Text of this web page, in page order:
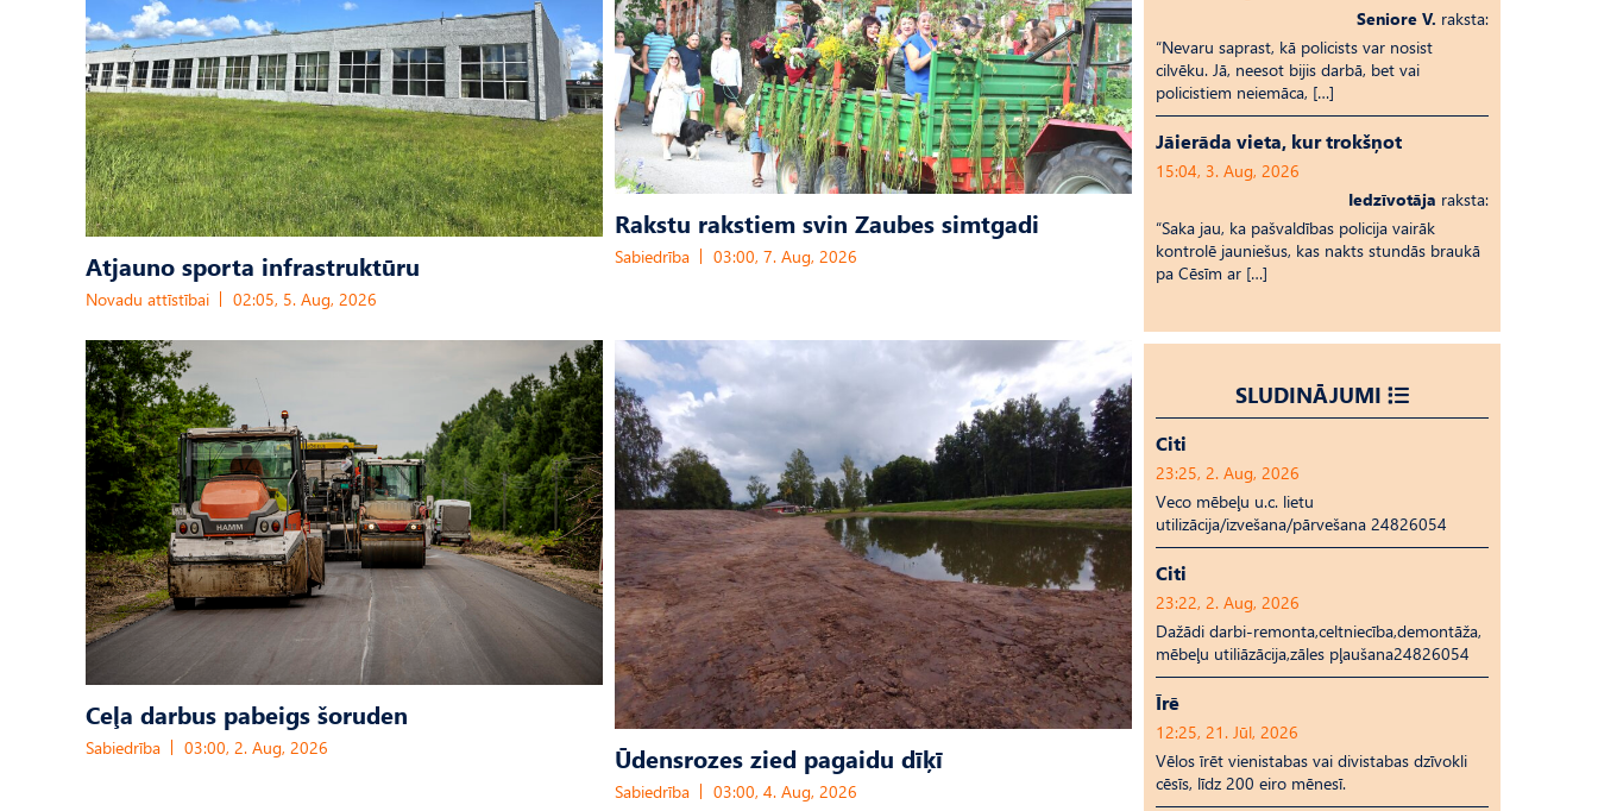
Atjauno sporta infrastruktūru
Novadu attīstībai 02:05, 5. Aug, 2026
Rakstu rakstiem svin Zaubes simtgadi
Sabiedrība 03:00, 7. Aug, 2026
Ceļa darbus pabeigs šoruden
Sabiedrība 03:00, 2. Aug, 2026 Ūdensrozes zied pagaidu dīķī
Sabiedrība 03:00, 4. Aug, 2026
Seniore V. raksta:
“Nevaru saprast, kā policists var nosist
cilvēku. Jā, neesot bijis darbā, bet vai
policistiem neiemāca, […]
Jāierāda vieta, kur trokšņot
15:04, 3. Aug, 2026
Iedzīvotāja raksta:
“Saka jau, ka pašvaldības policija vairāk
kontrolē jauniešus, kas nakts stundās braukā
pa Cēsīm ar […]
SLUDINĀJUMI
Citi
23:25, 2. Aug, 2026
Veco mēbeļu u.c. lietu
utilizācija/izvešana/pārvešana 24826054
Citi
23:22, 2. Aug, 2026
Dažādi darbi-remonta,celtniecība,demontāža,
mēbeļu utiliāzācija,zāles pļaušana24826054
Īrē
12:25, 21. Jūl, 2026
Vēlos īrēt vienistabas vai divistabas dzīvokli
cēsīs, līdz 200 eiro mēnesī.